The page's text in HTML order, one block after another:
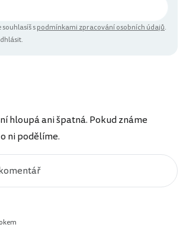
spodmínkami zpracování osobních údajů.
hloupá ani špatná. Pokud známe
ni podělíme.